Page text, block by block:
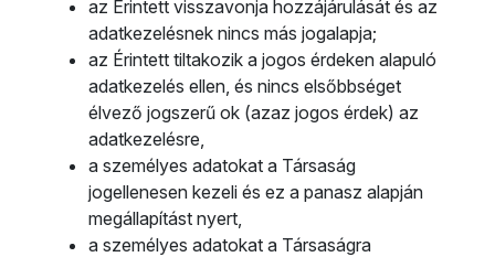
az Érintett visszavonja hozzájárulását és az
adatkezelésnek nincs más jogalapja;
az Érintett tiltakozik a jogos érdeken alapuló
adatkezelés ellen, és nincs elsőbbséget
élvező jogszerű ok (azaz jogos érdek) az
adatkezelésre,
a személyes adatokat a Társaság
jogellenesen kezeli és ez a panasz alapján
megállapítást nyert,
a személyes adatokat a Társaságra